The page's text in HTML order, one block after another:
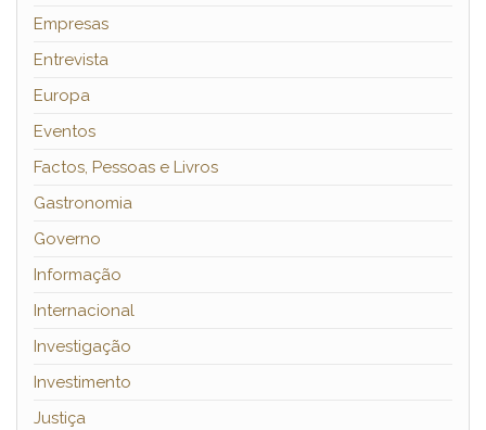
Empresas
Entrevista
Europa
Eventos
Factos, Pessoas e Livros
Gastronomia
Governo
Informação
Internacional
Investigação
Investimento
Justiça